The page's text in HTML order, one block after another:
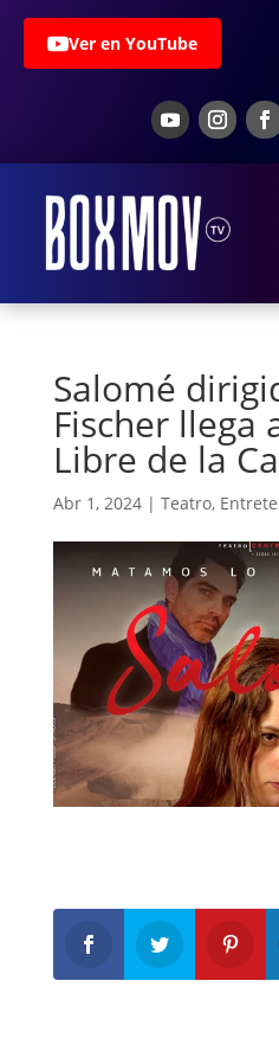
Ver en YouTube
Salomé
Fischer llega
Libre de la
Abr 1, 2024| Teatro,